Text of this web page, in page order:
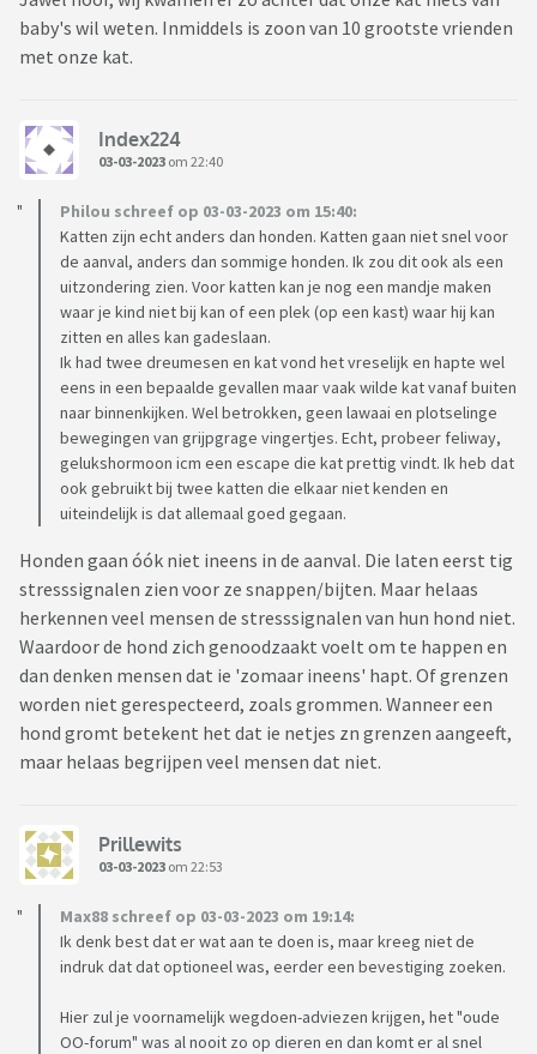
baby's wil weten. Inmiddels is zoon van 10 grootste vrienden
met onze kat.
Index224
03-03-2023 om 22:40
Philou schreef op 03-03-2023 om 15:40:
Katten zijn echt anders dan honden. Katten gaan niet snel voor
de aanval, anders dan sommige honden. Ik zou dit ook als een
uitzondering zien. Voor katten kan je nog een mandje maken
waar je kind niet bij kan of een plek (op een kast) waar hij kan
zitten en alles kan gadeslaan.
Ik had twee dreumesen en kat vond het vreselijk en hapte wel
eens in een bepaalde gevallen maar vaak wilde kat vanaf buiten
naar binnenkijken. Wel betrokken, geen lawaai en plotselinge
bewegingen van grijpgrage vingertjes. Echt, probeer feliway,
gelukshormoon icm een escape die kat prettig vindt. Ik heb dat
ook gebruikt bij twee katten die elkaar niet kenden en
uiteindelijk is dat allemaal goed gegaan.
Honden gaan óók niet ineens in de aanval. Die laten eerst tig
stresssignalen zien voor ze snappen/bijten. Maar helaas
herkennen veel mensen de stresssignalen van hun hond niet.
Waardoor de hond zich genoodzaakt voelt om te happen en
dan denken mensen dat ie 'zomaar ineens' hapt. Of grenzen
worden niet gerespecteerd, zoals grommen. Wanneer een
hond gromt betekent het dat ie netjes zn grenzen aangeeft,
maar helaas begrijpen veel mensen dat niet.
Prillewits
03-03-2023 om 22:53
Max88 schreef op 03-03-2023 om 19:14:
Ik denk best dat er wat aan te doen is, maar kreeg niet de
indruk dat dat optioneel was, eerder een bevestiging zoeken.
Hier zul je voornamelijk wegdoen-adviezen krijgen, het "oude
OO-forum" was al nooit zo op dieren en dan komt er al snel